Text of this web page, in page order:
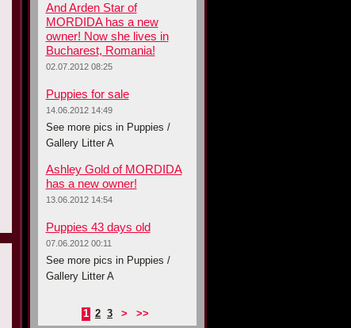
And Arden Star of
MORDIDA has a new
owner! Now she lives in
Bucharest, Romania!
02.07.2012 08:25
Puppies for sale
14.06.2012 14:49
See more pics in Puppies /
Gallery Litter A
Ashley Gold of MORDIDA
has a new owner!
13.06.2012 14:54
Puppies 43 days old
07.06.2012 00:11
See more pics in Puppies /
Gallery Litter A
1 2 3 > >>